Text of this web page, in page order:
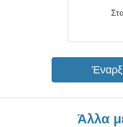
Άλλα